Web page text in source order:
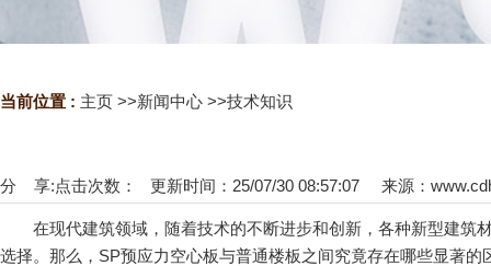
当前位置 : 主页 >>新闻中心 >>技术知识
点击次数： 更新时间：25/07/30 08:57:07 来源：
分 享:
在现代建筑领域，随着技术的不断进步和创新，各种新型建筑材
选择。那么，SP预应力空心板与普通楼板之间究竟存在哪些显著的区